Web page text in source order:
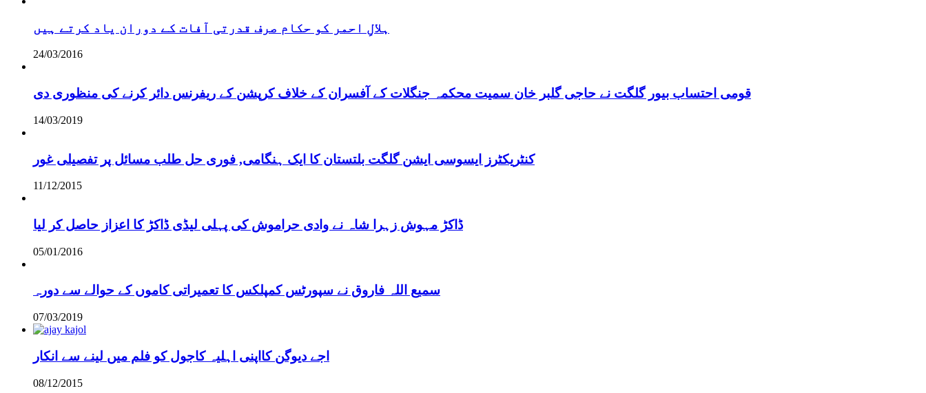
ہلالِ احمر کو حکام صرف قدرتی آفات کے دوران یاد کرتے ہیں
24/03/2016
قومی احتساب بیور گلگت نے حاجی گلبر خان سمیت محکمہ جنگلات کے آفسران کے خلاف کرپشن کے ریفرنس دائر کرنے کی منظوری دی
14/03/2019
کنٹریکٹرز ایسوسی ایشن گلگت بلتستان کا ایک ہنگامی, فوری حل طلب مسائل پر تفصیلی غور
11/12/2015
ڈاکڑ مہوش زہرا شاہ نے وادی حراموش کی پہلی لیڈی ڈاکڑ کا اعزاز حاصل کر لیا
05/01/2016
سمیع اللہ فاروق نے سپورٹس کمپلکس کا تعمیراتی کاموں کے حوالے سے دورہ
07/03/2019
اجے دیوگن کااپنی اہلیہ کاجول کو فلم میں لینے سے انکار
08/12/2015